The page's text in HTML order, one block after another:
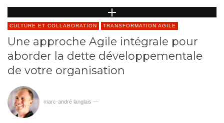
CULTURE ET COLLABORATION TRANSFORMATION AGILE
Une approche Agile intégrale pour
aborder la dette développementale
de votre organisation
marc-andré langlais —